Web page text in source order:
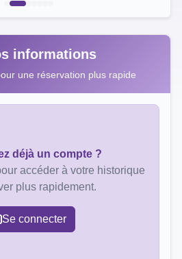
informations
une réservation plus rapide
déjà un compte ?
accéder à votre historique
plus rapidement.
Se connecter